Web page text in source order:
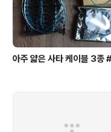
아주 얇은 사타 케이블 3종